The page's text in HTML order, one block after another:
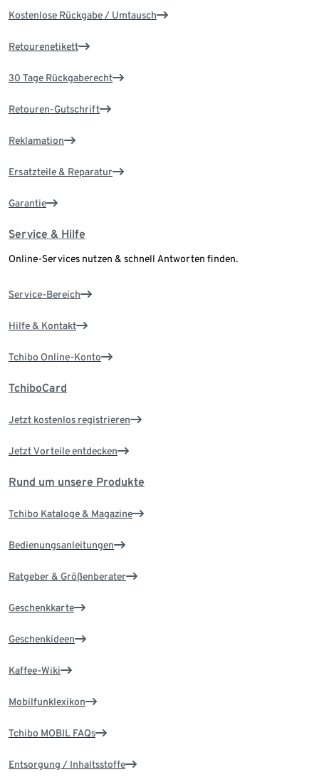
Kostenlose Rückgabe / Umtausch
Retourenetikett
30 Tage Rückgaberecht
Retouren-Gutschrift
Reklamation
Ersatzteile & Reparatur
Garantie
Service & Hilfe
Online-Services nutzen & schnell Antworten finden.
Service-Bereich
Hilfe & Kontakt
Tchibo Online-Konto
TchiboCard
Jetzt kostenlos registrieren
Jetzt Vorteile entdecken
Rund um unsere Produkte
Tchibo Kataloge & Magazine
Bedienungsanleitungen
Ratgeber & Größenberater
Geschenkkarte
Geschenkideen
Kaffee-Wiki
Mobilfunklexikon
Tchibo MOBIL FAQs
Entsorgung / Inhaltsstoffe